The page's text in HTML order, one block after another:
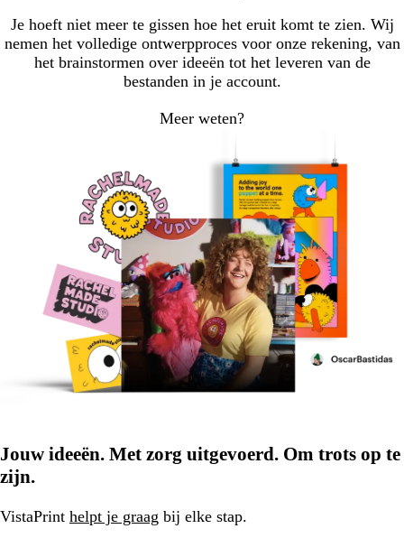
Je hoeft niet meer te gissen hoe het eruit komt te zien. Wij
nemen het volledige ontwerpproces voor onze rekening, van
het brainstormen over ideeën tot het leveren van de
bestanden in je account.
Meer weten?
Jouw ideeën. Met zorg uitgevoerd. Om trots op te
zijn.
VistaPrint helpt je graag bij elke stap.